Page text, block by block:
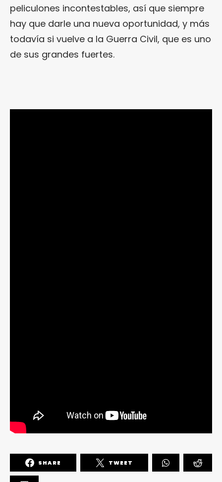
peliculones incontestables, así que siempre
hay que darle una nueva oportunidad, y más
todavía si vuelve a la Guerra Civil, que es uno
de sus grandes fuertes.
SHARE TWEET